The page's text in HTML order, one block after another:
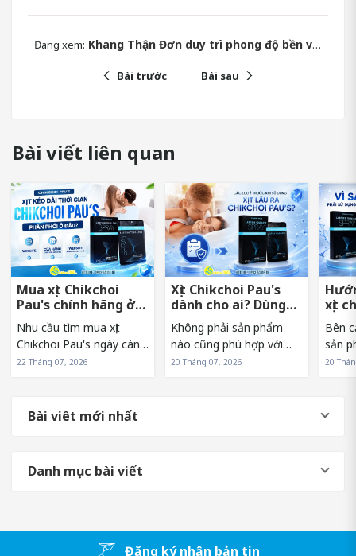
Đang xem: Khang Thận Đơn duy trì phong độ bền vững cho phái mạnh
Bài trước Bài sau
Bài viết liên quan
Mua xịt Chikchoi
Pau's chính hãng ở
đâu tránh hàng giả?
Nhu cầu tìm mua xịt
Chikchoi Pau's ngày càng
tăng khiến sản phẩm
nhiên, điều này cũng
22 Tháng 07, 2026
Xịt Chikchoi Pau's
dành cho ai? Dùng
có nóng rát không?
Không phải sản phẩm
nào cũng phù hợp với
mọi đối tượng. Vì vậy,
20 Tháng 07, 2026
xịt
sớm
Bên
sản
sử
và
20
Bài viêt mới nhất
Danh mục bài viết
Đăng ký nhận bản tin